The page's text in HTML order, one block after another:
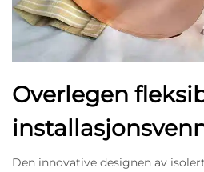
Overlegen
Den innovative designen av